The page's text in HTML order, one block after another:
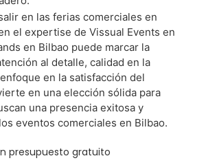
Bilbao
Su Stand De Forma
Gratuita Ahora
en las ferias comerciales en
el expertise de Vissual Events en
en Bilbao puede marcar la
al detalle, calidad en la
en la satisfacción del
en una elección sólida para
una presencia exitosa y
eventos comerciales en Bilbao.
presupuesto gratuito